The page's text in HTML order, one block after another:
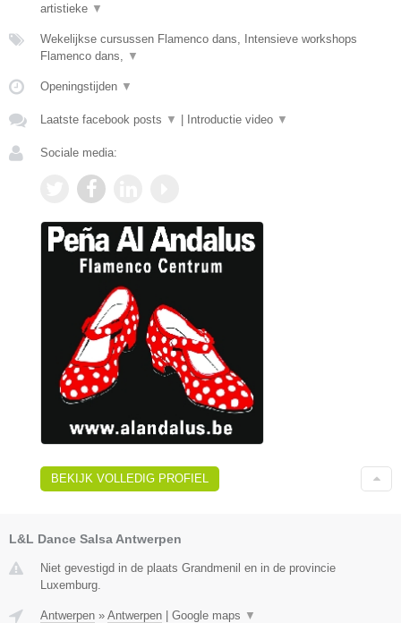
artistieke ▼
Wekelijkse cursussen Flamenco dans, Intensieve workshops
Flamenco dans,
▼
Openingstijden ▼
Laatste facebook posts ▼ | Introductie video ▼
Sociale media:
BEKIJK VOLLEDIG PROFIEL
L&L Dance Salsa Antwerpen
Niet gevestigd in de plaats Grandmenil en in de provincie
Luxemburg.
Antwerpen » Antwerpen | Google maps ▼